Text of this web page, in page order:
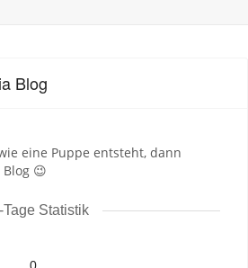
Blog
eine Puppe entsteht, dann
😉
Tage Statistik